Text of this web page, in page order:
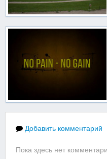
Добавить комментарий
Пока здесь нет